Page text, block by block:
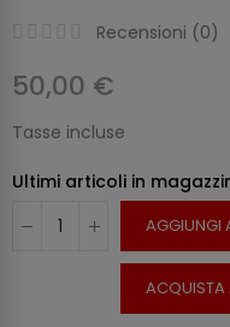
Recensioni (0)
50,00 €
Tasse incluse
Ultimi articoli in
AGGIUNGI
ACQUISTA